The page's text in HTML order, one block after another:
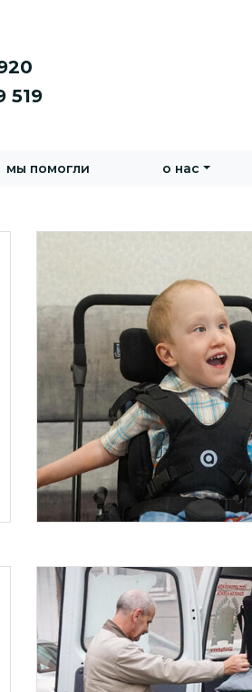
519
мы помогли о нас